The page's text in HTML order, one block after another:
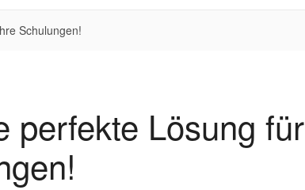
Schulungen!
perfekte Lösung für